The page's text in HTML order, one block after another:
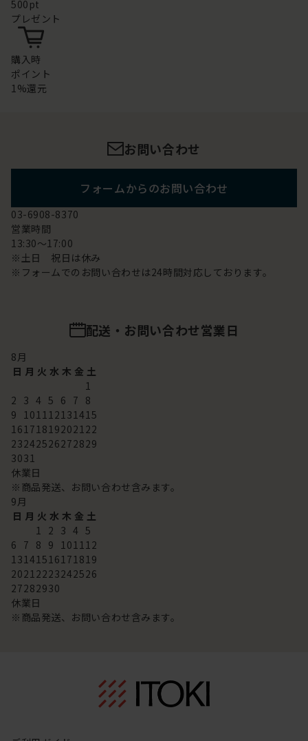
500pt
プレゼント
購入時
ポイント
1%還元
お問い合わせ
フォームからのお問い合わせ
03-6908-8370
営業時間
13:30～17:00
※土日 祝日は休み
※フォームでのお問い合わせは24時間対応しております。
配送・お問い合わせ営業日
8 月
日 月 火 水 木 金 土
1
2 3 4 5 6 7 8
9
10 11 12 13 14 15
16 17 18 192021 22
23242526272829
3031
休業日
※商品発送、お問い合わせ含みます。
9 月
日 月 火 水 木 金 土
1
2 3 4 5
6 7 8 9 10 11 12
13 14 15 16 17 18 19
2021 2223242526
27282930
休業日
※商品発送、お問い合わせ含みます。